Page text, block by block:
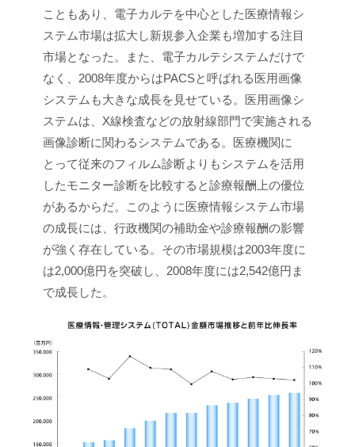
こともあり、電子カルテを中心とした医療情報シ
ステム市場は拡大し新規参入企業も増加する注目
市場となった。また、電子カルテシステムだけで
なく、2008年度からはPACSと呼ばれる医用画像
システムも大きな成長を見せている。医用画像シ
ステムは、X線検査などの放射線部門で実施される
画像診断に関わるシステムである。医療機関に
とって従来のフィルム診断よりもシステムを活用
したモニター診断を比較すると診療報酬上の優位
があるからだ。このように医療情報システム市場
の成長には、行政機関の補助金や診療報酬の影響
が強く存在している。その市場規模は2003年度に
は2,000億円を突破し、2008年度には2,542億円ま
で成長した。